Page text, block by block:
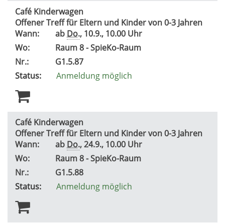
Café Kinderwagen
Offener Treff für Eltern und Kinder von 0-3 Jahren
Wann:
ab Do., 10.9., 10.00 Uhr
Wo:
Raum 8 - SpieKo-Raum
Nr.:
G1.5.87
Status:
Anmeldung möglich
Café Kinderwagen
Offener Treff für Eltern und Kinder von 0-3 Jahren
Wann:
ab Do., 24.9., 10.00 Uhr
Wo:
Raum 8 - SpieKo-Raum
Nr.:
G1.5.88
Status:
Anmeldung möglich